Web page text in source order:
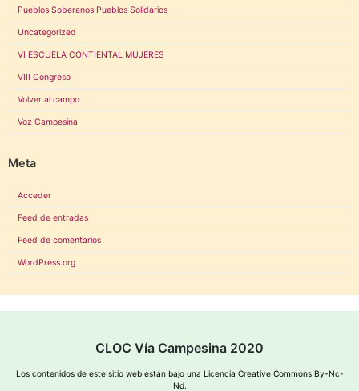
Pueblos Soberanos Pueblos Solidarios
Uncategorized
VI ESCUELA CONTIENTAL MUJERES
VIII Congreso
Volver al campo
Voz Campesina
Meta
Acceder
Feed de entradas
Feed de comentarios
WordPress.org
CLOC Vía Campesina 2020
Los contenidos de este sitio web están bajo una Licencia Creative Commons By-Nc-
Nd.